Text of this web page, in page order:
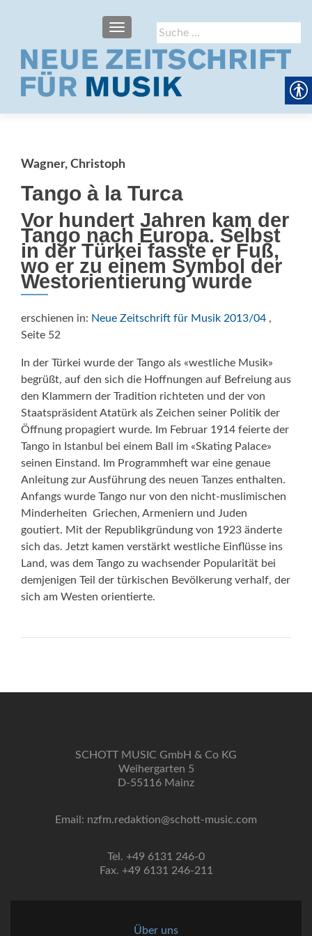
Suche
nach:
SCHALTE NAVIGATION
Wagner, Christoph
Tango à la Turca
Vor hundert Jahren kam der
Tango nach Europa. Selbst
in der Türkei fasste er Fuß,
wo er zu einem Symbol der
Westorientierung wurde
erschienen in: Neue Zeitschrift für Musik 2013/04 ,
Seite 52
In der Türkei wurde der Tango als «westliche Musik»
begrüßt, auf den sich die Hoffnungen auf Befreiung aus
den Klammern der Tradition richteten und der von
Staatspräsident Atatürk als Zeichen seiner Politik der
Öffnung propagiert wurde. Im Februar 1914 feierte der
Tango in Istanbul bei einem Ball im «Skating Palace»
seinen Einstand. Im Programmheft war eine genaue
Anleitung zur Ausführung des neuen Tanzes enthalten.
Anfangs wurde Tango nur von den nicht-muslimischen
Minderheiten  Griechen, Armeniern und Juden 
goutiert. Mit der Republikgründung von 1923 änderte
sich das. Jetzt kamen verstärkt westliche Einflüsse ins
Land, was dem Tango zu wachsender Popularität bei
demjenigen Teil der türkischen Bevölkerung verhalf, der
sich am Westen orientierte.
SCHOTT MUSIC GmbH & Co KG
Weihergarten 5
D-55116 Mainz
Email: nzfm.redaktion@schott-music.com
Tel. +49 6131 246-0
Fax. +49 6131 246-211
Über uns